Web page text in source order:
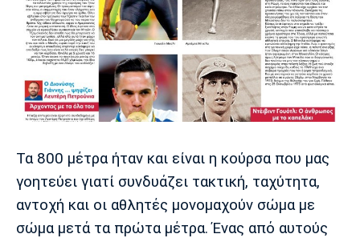
Τα 800 μέτρα ήταν και είναι η κούρσα που μας
γοητεύει γιατί συνδυάζει τακτική, ταχύτητα,
αντοχή και οι αθλητές μονομαχούν σώμα με
σώμα μετά τα πρώτα μέτρα. Ένας από αυτούς